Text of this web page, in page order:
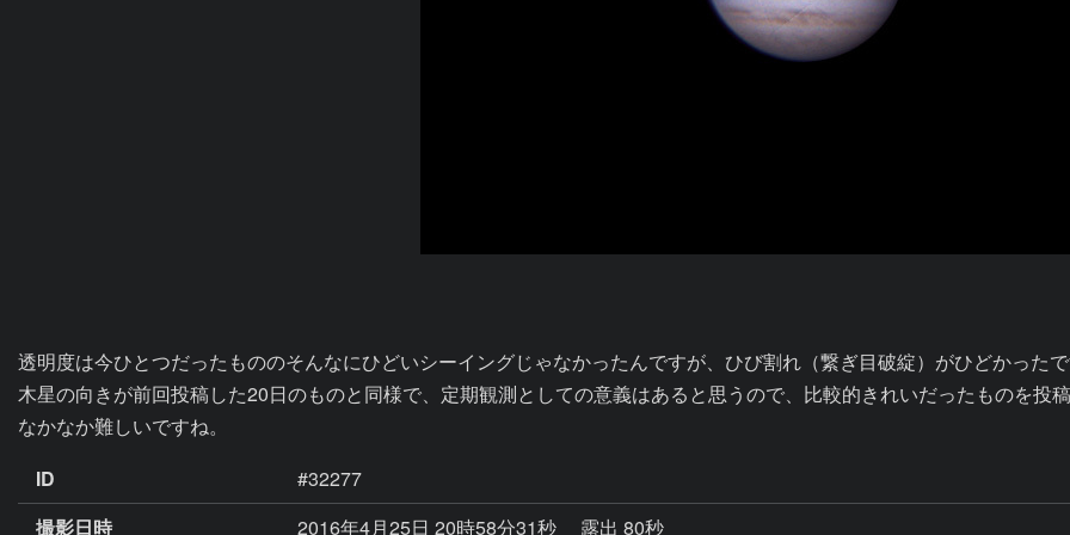
透明度は今ひとつだったもののそんなにひどいシーイングじゃなかったんですが、ひび割れ（繋ぎ目破綻）がひどかったで
木星の向きが前回投稿した20日のものと同様で、定期観測としての意義はあると思うので、比較的きれいだったものを投稿
なかなか難しいですね。
ID
#32277
撮影日時
2016年4月25日 20時58分31秒
露出 80秒